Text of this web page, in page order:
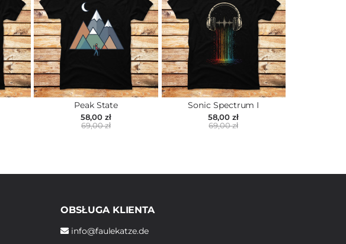
Peak State
58,00 zł
69,00 zł
Sonic Spectrum I
58,00 zł
69,00 zł
OBSŁUGA KLIENTA
info@faulekatze.de